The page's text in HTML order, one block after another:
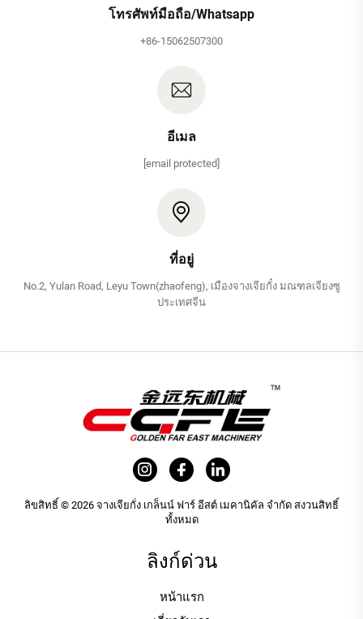
โทรศัพท์มือถือ/Whatsapp
+86-15062507300
อีเมล
[email protected]
ที่อยู่
No.2, Yulan Road, Leyu Town(zhaofeng), เมืองจางเจียกั๋ง มณฑลเจียงซู
ประเทศจีน
ลิขสิทธิ์ © 2026 จางเจียกั่ง เกล็นน์ ฟาร์ อีสต์ เมคานิคัล จำกัด สงวนสิทธิ์
ทั้งหมด
ลิงก์ด่วน
หน้าแรก